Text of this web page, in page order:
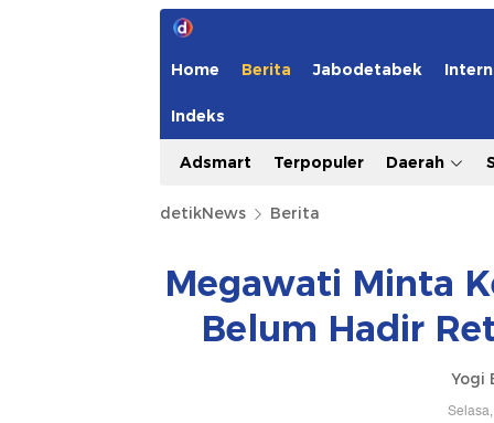
Home Berita Jabodetabek
Indeks
Adsmart Terpopuler Daerah
detikNews Berita
Megawati Minta
Belum Hadir
Yogi